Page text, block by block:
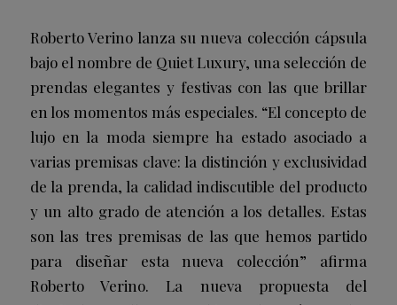
Roberto Verino lanza su nueva colección cápsula
bajo el nombre de Quiet Luxury, una selección de
prendas elegantes y festivas con las que brillar
en los momentos más especiales. “El concepto de
lujo en la moda siempre ha estado asociado a
varias premisas clave: la distinción y exclusividad
de la prenda, la calidad indiscutible del producto
y un alto grado de atención a los detalles. Estas
son las tres premisas de las que hemos partido
para diseñar esta nueva colección” afirma
Roberto Verino. La nueva propuesta del